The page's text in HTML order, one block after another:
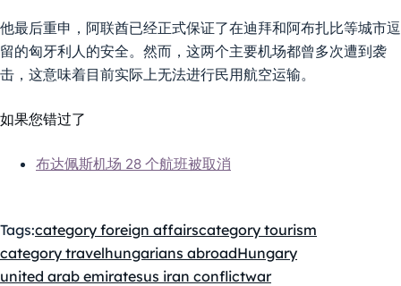
他最后重申，阿联酋已经正式保证了在迪拜和阿布扎比等城市逗
留的匈牙利人的安全。然而，这两个主要机场都曾多次遭到袭
击，这意味着目前实际上无法进行民用航空运输。
如果您错过了
布达佩斯机场 28 个航班被取消
Tags:category foreign affairscategory tourism
category travelhungarians abroadHungary
united arab emiratesus iran conflictwar